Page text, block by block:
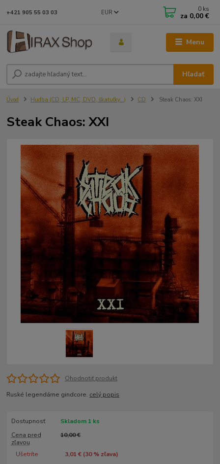
Menu
EUR
Hľadať
+421 905 55 03 03 0 ks
za 0,00 €
Úvod Hudba (CD, LP, MC, DVD, škatuľky...) CD Steak Chaos: XXI
Steak Chaos: XXI
Ohodnotiť produkt
Ruské legendárne gindcore. celý popis
Dostupnosť
Skladom 1 ks
Cena pred
zľavou
10,00 €
Ušetríte 3,01 € (30% zľava)